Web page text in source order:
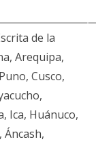
de la
Arequipa,
Cusco,
Ica, Huánuco,
Áncash,